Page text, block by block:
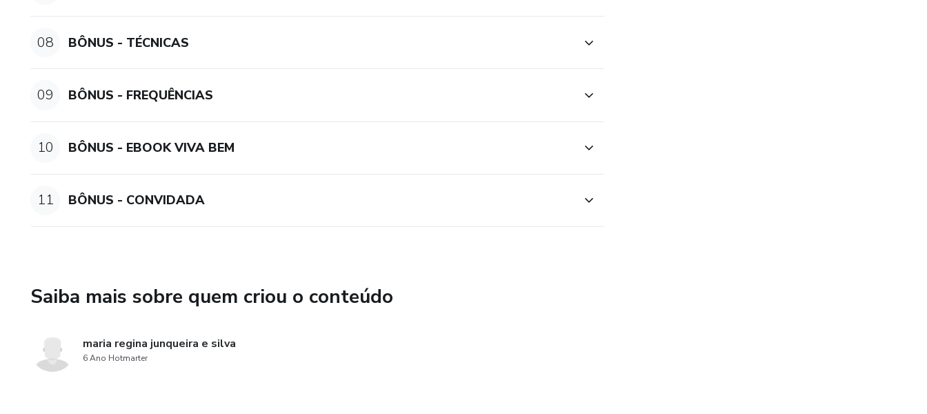
08 BÔNUS - TÉCNICAS
09 BÔNUS - FREQUÊNCIAS
10 BÔNUS - EBOOK VIVA BEM
11 BÔNUS - CONVIDADA
Saiba mais sobre quem criou o conteúdo
maria regina junqueira e silva
6 Ano Hotmarter